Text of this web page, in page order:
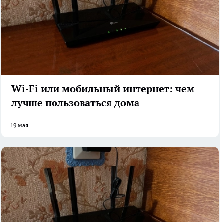
Wi-Fi или мобильный интернет: чем
лучше пользоваться дома
19 мая